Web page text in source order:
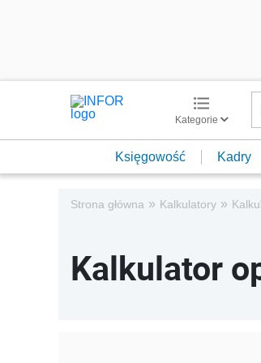
Kategorie
Księgowość Kadry
Strona główna » Kalkulatory »
Kalkulator